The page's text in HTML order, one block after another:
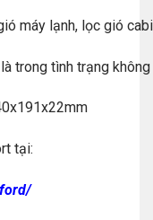
máy lạnh, lọc gió
trong tình trạng
tại: